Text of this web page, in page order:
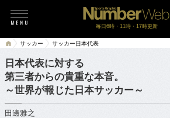
毎日6時・11時・17時更新
サッカー サッカー日本代表
日本代表に対する
第三者からの貴重な本音。
～世界が報じた日本サッカー～
田邊雅之